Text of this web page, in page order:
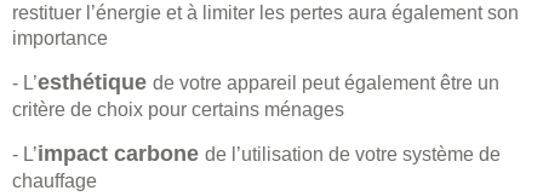
restituer l’énergie et à limiter les pertes aura également son
importance
- L’esthétique de votre appareil peut également être un
critère de choix pour certains ménages
- L’impact carbone de l’utilisation de votre système de
chauffage